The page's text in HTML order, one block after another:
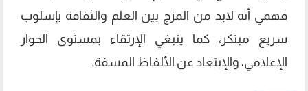
فهمي أنه لابد من المزج بين العلم والثقافة بإسلوب
سريع مبتكر، كما ينبغي الإرتقاء بمستوى الحوار
الإعلامي، والإبتعاد عن الألفاظ المسفة.